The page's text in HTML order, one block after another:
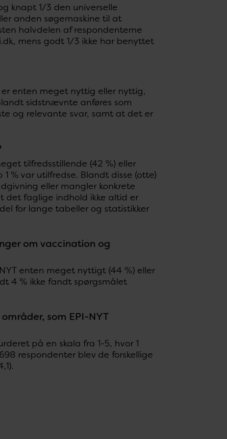
knapt 1/3 den universelle
anden søgemaskine til at
halvdelen af respondenterne
mens godt 1/3 ikke har benyttet
enten meget nyttig eller nyttig,
sidstnævnte anføres som
og relevante svar, samt at det er
tilfredsstillende (42 %) eller
% var utilfredse. Blandt disse (otte)
eller mangler konkrete
det faglige indhold ikke altid er
for lange tabeller og statistikker
om vaccination og
enten meget nyttigt (44 %) eller
4 % ikke fandt spørgsmålet
som EPI-NYT
på en skala fra 1-5, hvor 1
respondenter blev de forskellige